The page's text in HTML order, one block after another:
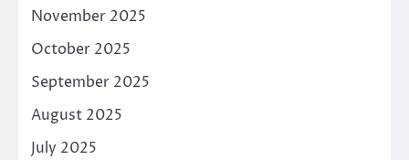
November 2025
October 2025
September 2025
August 2025
July 2025